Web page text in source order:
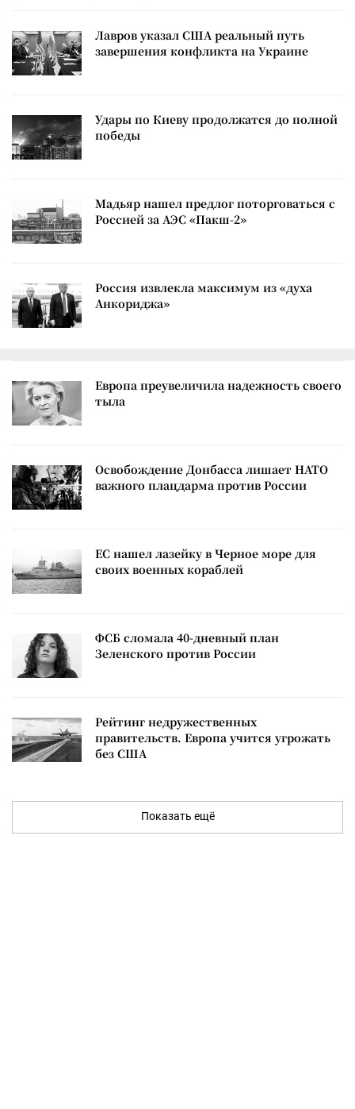
Лавров указал США реальный путь
завершения конфликта на Украине
Удары по Киеву продолжатся до полной
победы
Мадьяр нашел предлог поторговаться с
Россией за АЭС «Пакш-2»
Россия извлекла максимум из «духа
Анкориджа»
Европа преувеличила надежность своего
тыла
Освобождение Донбасса лишает НАТО
важного плацдарма против России
ЕС нашел лазейку в Черное море для
своих военных кораблей
ФСБ сломала 40-дневный план
Зеленского против России
Рейтинг недружественных
правительств. Европа учится угрожать
без США
Показать ещё